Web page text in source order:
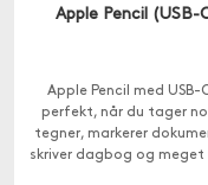
Apple Pencil (USB-
Apple Pencil med USB-
perfekt, når du tager
tegner, markerer
skriver dagbog og meget